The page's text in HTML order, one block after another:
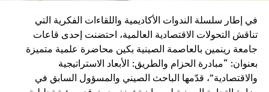
في إطار سلسلة الندوات الأكاديمية واللقاءات الفكرية التي
تناقش التحولات الاقتصادية العالمية، احتضنت إحدى قاعات
جامعة رينمين بالعاصمة الصينية بكين محاضرة علمية متميزة
بعنوان: “مبادرة الحزام والطريق: الأبعاد الاستراتيجية
والاقتصادية”، قدّمها الباحث الصيني والمسؤول السابق في